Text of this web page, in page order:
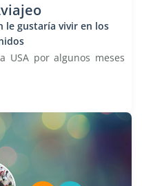
le gustaría vivir en los
USA por algunos meses